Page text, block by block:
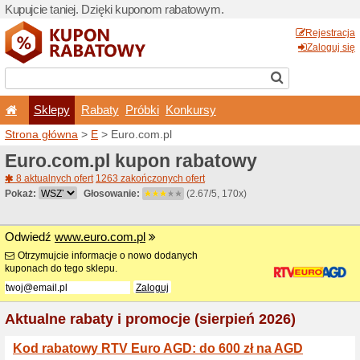
Kupujcie taniej. Dzięki
Sklepy Rabaty
Strona główna>E >